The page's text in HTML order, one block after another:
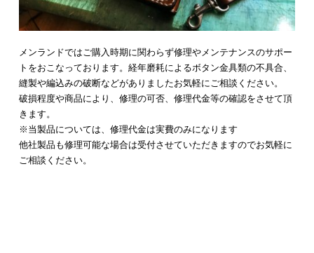
メンランドではご購入時期に関わらず修理やメンテナンスのサポー
トをおこなっております。経年磨耗によるボタン金具類の不具合、
縫製や編込みの破断などがありましたお気軽にご相談ください。
破損程度や商品により、修理の可否、修理代金等の確認をさせて頂
きます。
※当製品については、修理代金は実費のみになります
他社製品も修理可能な場合は受付させていただきますのでお気軽に
ご相談ください。